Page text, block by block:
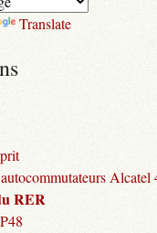
Translate
Alcatel
RER